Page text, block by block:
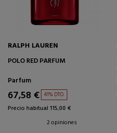
RALPH LAUREN
POLO RED PARFUM
Parfum
67,58 € 41% DTO.
Precio habitual 115,00 €
2 opiniones